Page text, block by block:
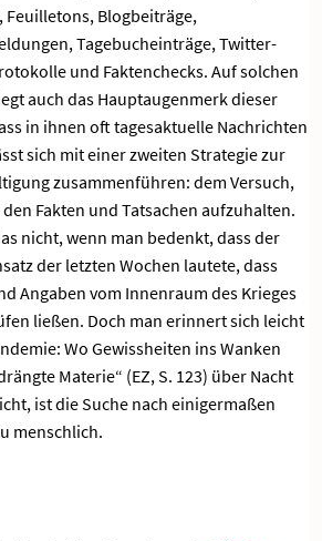
Blogbeiträge,
Tagebucheinträge, Twitter-
und Faktenchecks. Auf solchen
auch das Hauptaugenmerk dieser
in ihnen oft tagesaktuelle Nachrichten
sich mit einer zweiten Strategie zur
zusammenführen: dem Versuch,
Fakten und Tatsachen aufzuhalten.
nicht, wenn man bedenkt, dass der
der letzten Wochen lautete, dass
Angaben vom Innenraum des Krieges
ließen. Doch man erinnert sich leicht
Wo Gewissheiten ins Wanken
Materie“ (EZ, S. 123) über Nacht
ist die Suche nach einigermaßen
menschlich.